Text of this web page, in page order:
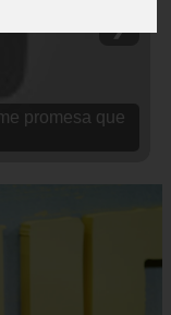
promesa que